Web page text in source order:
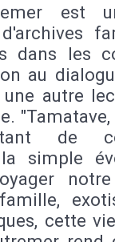
est
dans les
au
autre
"Tamatave,
de
simple
cette